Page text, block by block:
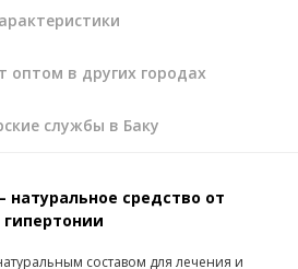
оптом в других городах
службы в Баку
натуральное средство от
гипертонии
составом для лечения и